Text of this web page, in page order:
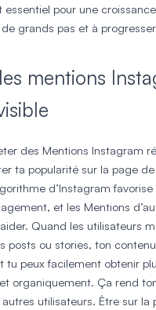
essentiel pour une
de grands pas et à
mentions
des Mentions Instagram
ta popularité sur la page
d’Instagram
et les Mentions
Quand les utilisateurs
posts ou stories, ton
tu peux facilement obtenir
organiquement. Ça rend
utilisateurs. Être sur la